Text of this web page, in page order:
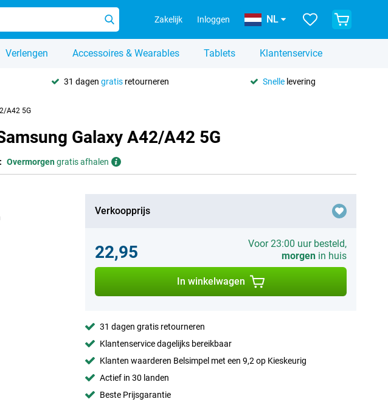
Zakelijk Inloggen NL
Verlengen Accessoires & Wearables Tablets Klantenservice
31 dagen gratisretourneren Snellelevering
A42 5G
Galaxy A42/A42 5G
Overmorgengratis afhalen
Verkoopprijs
22,95
Voor 23:00 uur besteld,
morgenin huis
In winkelwagen
31 dagen gratis retourneren
Klantenservice dagelijks bereikbaar
Klanten waarderen Belsimpel met een 9,2 op Kieskeurig
Actief in 30 landen
Beste Prijsgarantie